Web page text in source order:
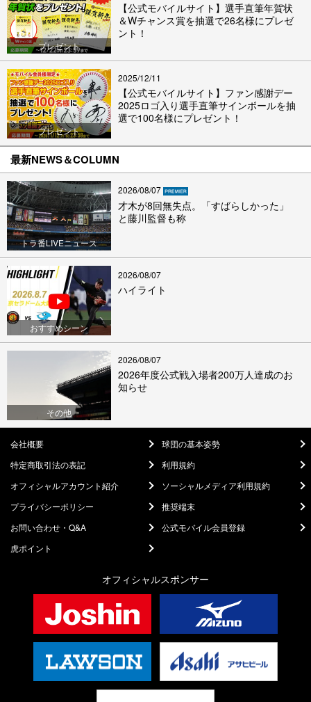
プレゼント
【公式モバイルサイト】選手直筆年賀状
＆Wチャンス賞を抽選で26名様にプレゼ
ント！
プレゼント
2025/12/11
【公式モバイルサイト】ファン感謝デー
2025ロゴ入り選手直筆サインボールを抽
選で100名様にプレゼント！
最新NEWS＆COLUMN
トラ番LIVEニュース
2026/08/07
才木が8回無失点。「すばらしかった」
と藤川監督も称
おすすめシーン
2026/08/07
ハイライト
その他
2026/08/07
2026年度公式戦入場者200万人達成のお
知らせ
会社概要
球団の基本姿勢
特定商取引法の表記
利用規約
オフィシャルアカウント紹介
ソーシャルメディア利用規約
プライバシーポリシー
推奨端末
お問い合わせ・Q&A
公式モバイル会員登録
虎ポイント
オフィシャルスポンサー